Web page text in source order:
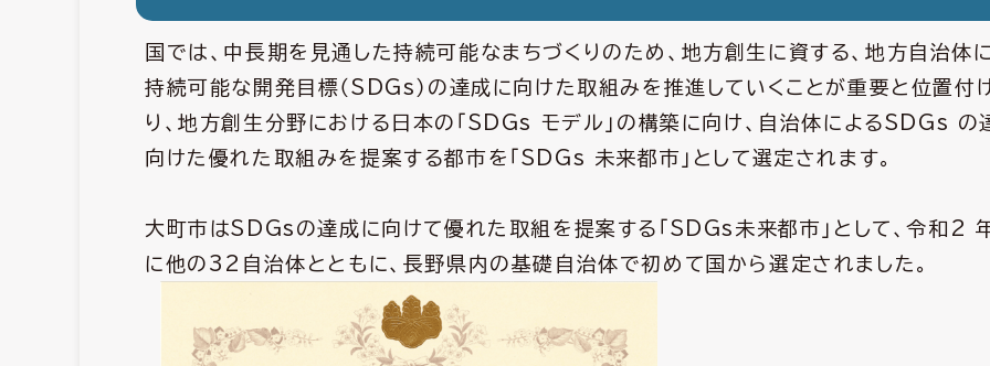
国では、中長期を見通した持続可能なまちづくりのため、地方創生に資する、地方自治体
持続可能な開発目標（SDGs）の達成に向けた取組みを推進していくことが重要と位置付
り、地方創生分野における日本の「SDGs モデル」の構築に向け、自治体によるSDGs の
向けた優れた取組みを提案する都市を「SDGs 未来都市」として選定されます。
大町市はSDGsの達成に向けて優れた取組を提案する「SDGs未来都市」として、令和2
に他の32自治体とともに、長野県内の基礎自治体で初めて国から選定されました。